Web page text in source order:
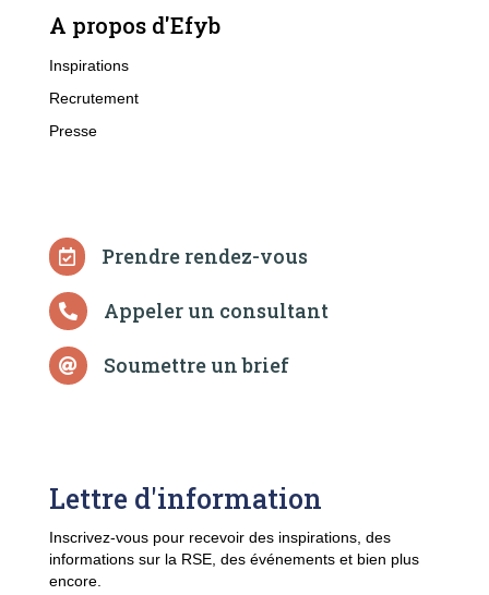
A propos d'Efyb
Inspirations
Recrutement
Presse
 Prendre rendez-vous
 Appeler un consultant
 Soumettre un brief
Lettre d'information
Inscrivez-vous pour recevoir des inspirations, des
informations sur la RSE, des événements et bien plus
encore.